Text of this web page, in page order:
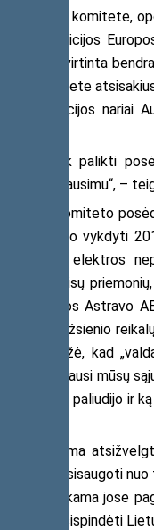
reikalų komitete,
pozicijos
būtų įtvirtinta
komitete
LKD) frakcijos nariai
kaip tik palikti
AE klausimu“, –
reikalų komiteto
atsisako vykdyti
dėl elektros
imtis visų
nesaugios Astravo
Užsienio
pabrėžė, kad
net svarbiausi mūsų
regionui. Tą paliudijo
raginama
ES lygiu apsisaugoti
perkama jose
turi atsispindėti